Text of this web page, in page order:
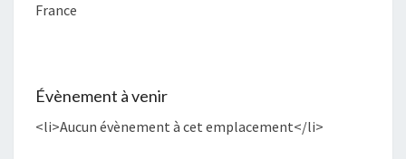
France
Évènement à venir
<li>Aucun évènement à cet emplacement</li>